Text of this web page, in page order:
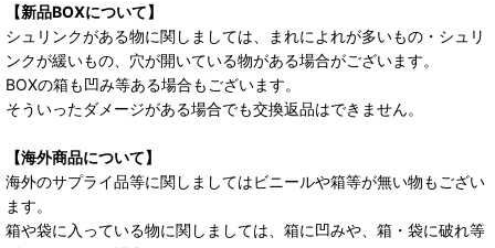
【新品BOXについて】
シュリンクがある物に関しましては、まれによれが多いもの・シュリ
ンクが緩いもの、穴が開いている物がある場合がございます。
BOXの箱も凹み等ある場合もございます。
そういったダメージがある場合でも交換返品はできません。
【海外商品について】
海外のサプライ品等に関しましてはビニールや箱等が無い物もござい
ます。
箱や袋に入っている物に関しましては、箱に凹みや、箱・袋に破れ等